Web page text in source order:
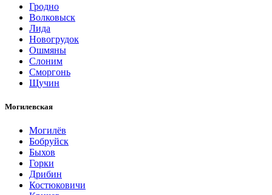
Гродно
Волковыск
Лида
Новогрудок
Ошмяны
Слоним
Сморгонь
Щучин
Могилевская
Могилёв
Бобруйск
Быхов
Горки
Дрибин
Костюковичи